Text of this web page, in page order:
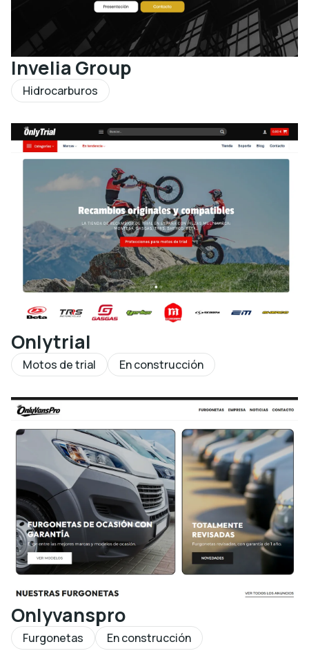
Invelia Group
Hidrocarburos
Onlytrial
Motos de trial En construcción
Onlyvanspro
Furgonetas En construcción